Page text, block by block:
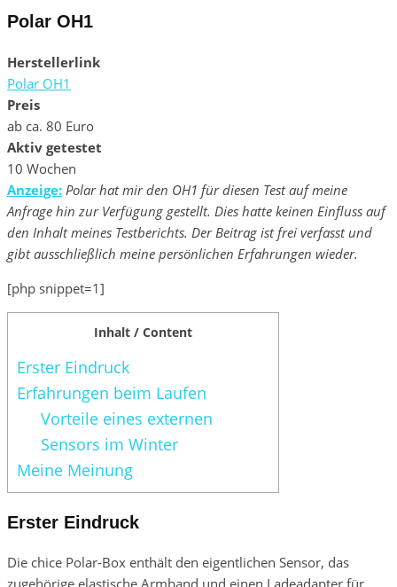
Polar OH1
Herstellerlink
Polar OH1
Preis
ab ca. 80 Euro
Aktiv getestet
10 Wochen
Anzeige: Polar hat mir den OH1 für diesen Test auf meine
Anfrage hin zur Verfügung gestellt. Dies hatte keinen Einfluss auf
den Inhalt meines Testberichts. Der Beitrag ist frei verfasst und
gibt ausschließlich meine persönlichen Erfahrungen wieder.
[php snippet=1]
Inhalt / Content
Erster Eindruck
Erfahrungen beim Laufen
Vorteile eines externen
Sensors im Winter
Meine Meinung
Erster Eindruck
Die chice Polar-Box enthält den eigentlichen Sensor, das